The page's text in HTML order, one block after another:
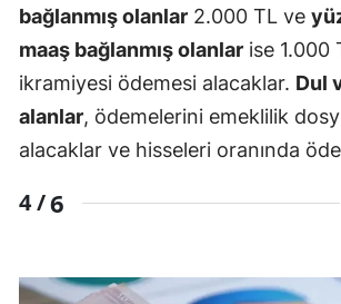
bağlanmış olanlar 2.000 TL ve
maaş bağlanmış olanlar ise 1.000
ikramiyesi ödemesi alacaklar. Dul
alanlar, ödemelerini emeklilik
alacaklar ve hisseleri oranında
4 /6